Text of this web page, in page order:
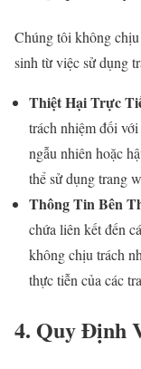
Chúng tôi không
sinh từ việc sử dụng
Thiệt Hại Trực
trách nhiệm đối
ngẫu nhiên hoặc
thể sử dụng trang
Thông Tin Bên
chứa liên kết đến
không chịu trách
thực tiễn của các
4. Quy Định